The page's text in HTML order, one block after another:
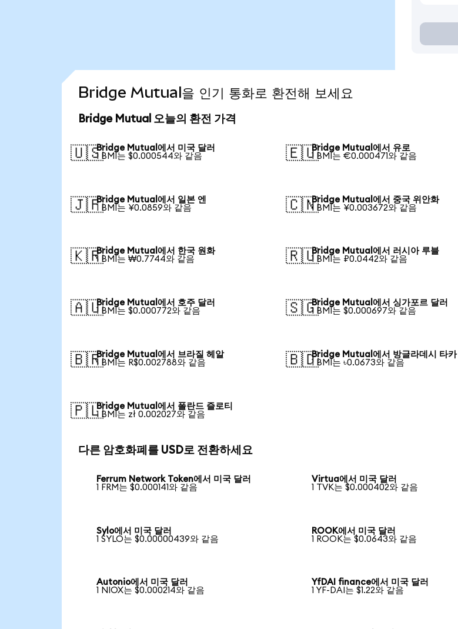
Bridge Mutual을 인기 통화로 환전해 보세요
Bridge Mutual 오늘의 환전 가격
🇺🇸Bridge Mutual에서 미국 달러
1 BMI는 $0.000544와 같음
🇪🇺Bridge Mutual에서 유로
1 BMI는 €0.000471와 같음
🇯🇵Bridge Mutual에서 일본 엔
1 BMI는 ¥0.0859와 같음
🇨🇳Bridge Mutual에서 중국 위안화
1 BMI는 ¥0.003672와 같음
🇰🇷Bridge Mutual에서 한국 원화
1 BMI는 ₩0.7744와 같음
🇷🇺Bridge Mutual에서 러시아 루블
1 BMI는 ₽0.0442와 같음
🇦🇺Bridge Mutual에서 호주 달러
1 BMI는 $0.000772와 같음
🇸🇬Bridge Mutual에서 싱가포르 달러
1 BMI는 $0.000697와 같음
🇧🇷Bridge Mutual에서 브라질 헤알
1 BMI는 R$0.002788와 같음
🇧🇩Bridge Mutual에서 방글라데시 타카
1 BMI는 ৳0.0673와 같음
🇵🇱Bridge Mutual에서 폴란드 즐로티
1 BMI는 zł 0.002027와 같음
다른 암호화폐를 USD로 전환하세요
Ferrum Network Token에서 미국 달러
1 FRM는 $0.000141와 같음
Virtua에서 미국 달러
1 TVK는 $0.000402와 같음
Sylo에서 미국 달러
1 SYLO는 $0.00000439와 같음
ROOK에서 미국 달러
1 ROOK는 $0.0643와 같음
Autonio에서 미국 달러
1 NIOX는 $0.000214와 같음
YfDAI finance에서 미국 달러
1 YF-DAI는 $1.22와 같음